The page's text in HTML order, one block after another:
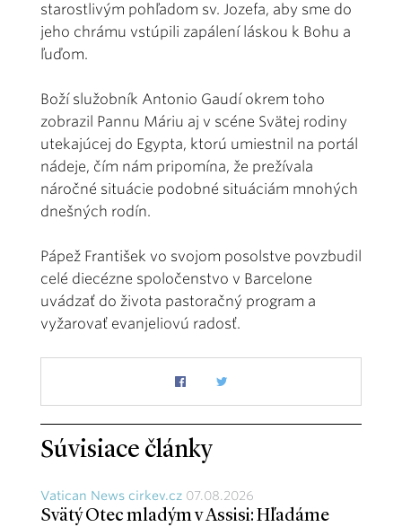
starostlivým pohľadom sv. Jozefa, aby sme do
jeho chrámu vstúpili zapálení láskou k Bohu a
ľuďom.
Boží služobník Antonio Gaudí okrem toho
zobrazil Pannu Máriu aj v scéne Svätej rodiny
utekajúcej do Egypta, ktorú umiestnil na portál
nádeje, čím nám pripomína, že prežívala
náročné situácie podobné situáciám mnohých
dnešných rodín.
Pápež František vo svojom posolstve povzbudil
celé diecézne spoločenstvo v Barcelone
uvádzať do života pastoračný program a
vyžarovať evanjeliovú radosť.
Súvisiace články
Vatican News cirkev.cz 07.08.2026
Svätý Otec mladým v Assisi: Hľadáme